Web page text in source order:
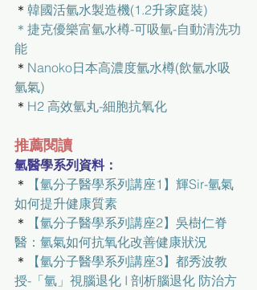
＊ 韓國活氫水製造機(1.2升家庭裝)
＊捷克優樂富氫水樽-可吸氫-自動清洗功
能
＊ Nanoko日本高濃度氫水樽(飲氫水吸
氫氣)
＊ H2 高效氫丸-細胞抗氧化
推薦閱讀
氫醫學系列資料：
＊
【氫分子醫學系列講座1】輝Sir-氫氣
如何提升健康質素
＊
【氫分子醫學系列講座2】吳樹仁脊
醫：氫氣如何抗氧化改善健康狀況
＊
【氫分子醫學系列講座3】都秀波教
授-「氫」視腦退化 I 剖析腦退化 防治方